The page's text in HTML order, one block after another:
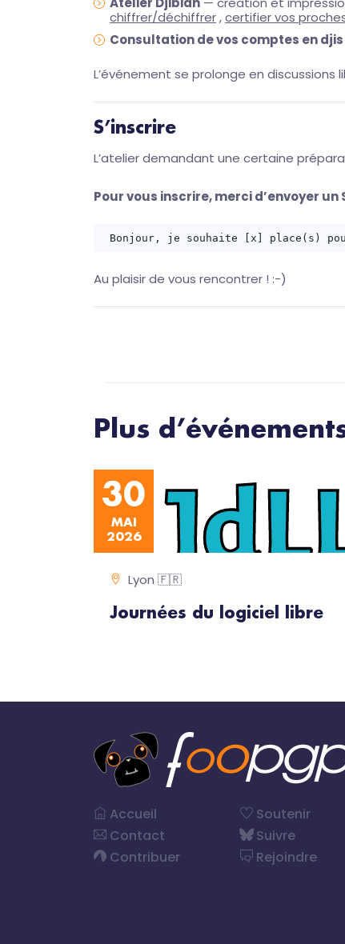
chiffrer/déchiffrer,certifier vos
Consultation de vos comptes en djis
L’événement se prolonge en discussions
S’inscrire
L’atelier demandant une certaine
Pour vous inscrire, merci d’envoyer un
Au plaisir de vous rencontrer ! :-)
Plus
30
MAI
2026
Lyon 🇫🇷
Journées du logiciel libre
Accueil
Contact
Contribuer
Soutenir
Suivre
Rejoindre